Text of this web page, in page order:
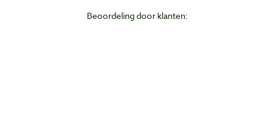
Beoordeling door klanten: